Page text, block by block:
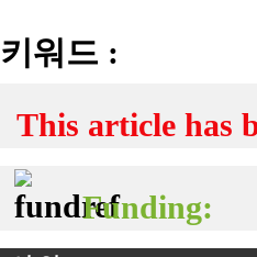
키워드 :
This article has
Funding: